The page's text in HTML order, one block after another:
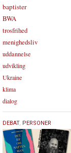
baptister
BWA
trosfrihed
menighedsliv
uddannelse
udvikling
Ukraine
klima
dialog
8.
februar
2026
DEBAT, PERSONER